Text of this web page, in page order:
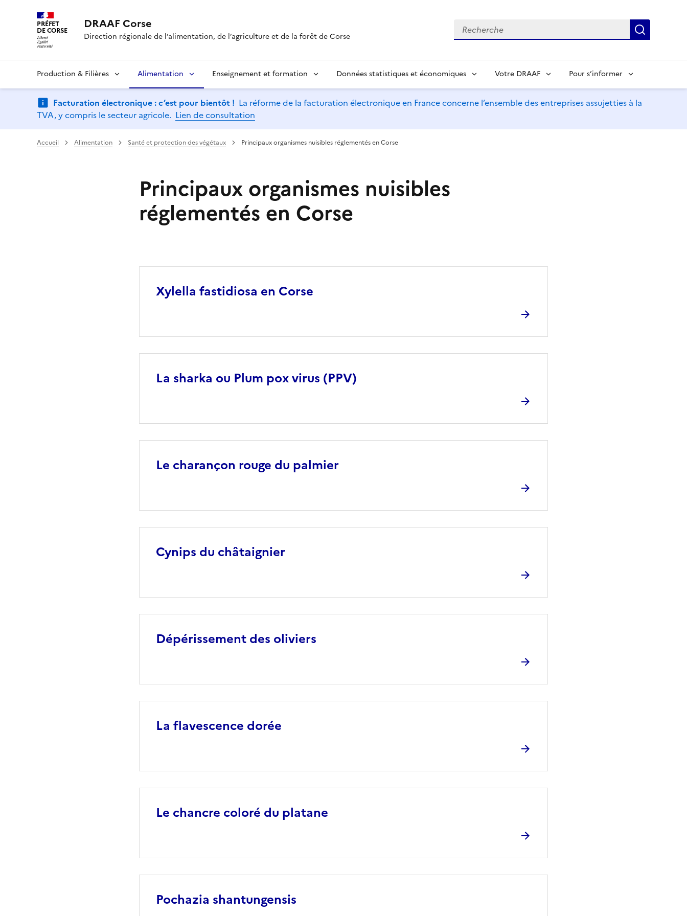
PRÉFET
DE CORSE DRAAF Corse
Direction régionale de l’alimentation, de l’agriculture et de la forêt de Corse
Recherche
Production & Filières Alimentation Enseignement et formation Données statistiques et économiques Votre DRAAF Pour s’informer
Facturation électronique : c’est pour bientôt ! La réforme de la facturation électronique en France concerne l’ensemble des entreprises assujetties à la
TVA, y compris le secteur agricole. Lien de consultation
Accueil Alimentation Santé et protection des végétaux Principaux organismes nuisibles réglementés en Corse
Principaux organismes nuisibles
réglementés en Corse
Xylella fastidiosa en Corse
La sharka ou Plum pox virus (PPV)
Le charançon rouge du palmier
Cynips du châtaignier
Dépérissement des oliviers
La flavescence dorée
Le chancre coloré du platane
Pochazia shantungensis